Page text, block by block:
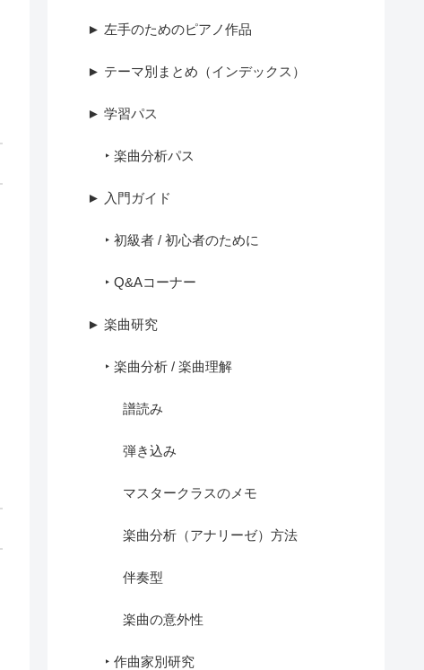
► 左手のためのピアノ作品
► テーマ別まとめ（インデックス）
► 学習パス
‣ 楽曲分析パス
► 入門ガイド
‣ 初級者 / 初心者のために
‣ Q&Aコーナー
► 楽曲研究
‣ 楽曲分析 / 楽曲理解
譜読み
弾き込み
マスタークラスのメモ
楽曲分析（アナリーゼ）方法
伴奏型
楽曲の意外性
‣ 作曲家別研究